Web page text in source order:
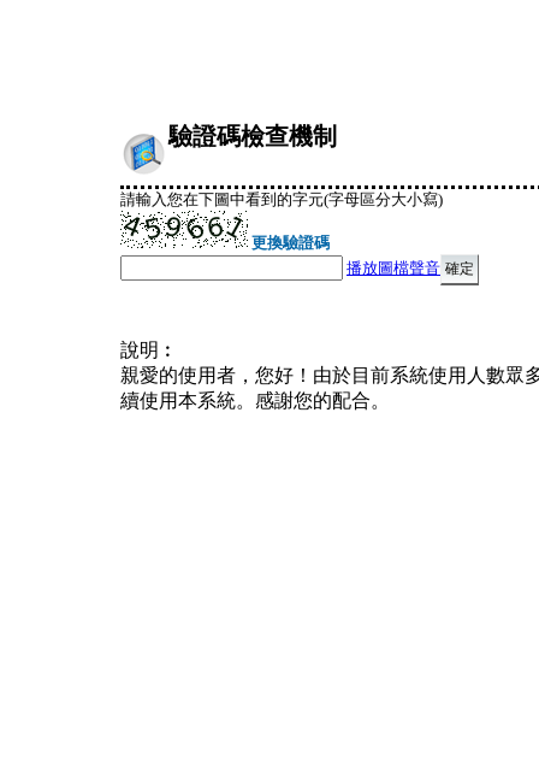
驗證碼檢查機制
請輸入您在下圖中看到的字元(字母區分大小寫)
更換驗證碼
播放圖檔聲音
說明︰
親愛的使用者，您好！由於目前系統使用人數眾
續使用本系統。感謝您的配合。